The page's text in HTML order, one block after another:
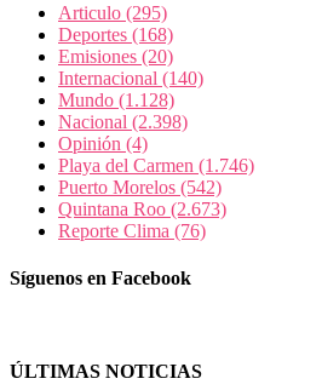
Articulo (295)
Deportes (168)
Emisiones (20)
Internacional (140)
Mundo (1.128)
Nacional (2.398)
Opinión (4)
Playa del Carmen (1.746)
Puerto Morelos (542)
Quintana Roo (2.673)
Reporte Clima (76)
Síguenos en Facebook
ÚLTIMAS NOTICIAS